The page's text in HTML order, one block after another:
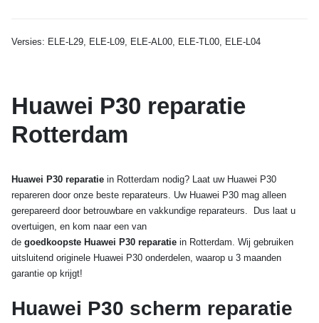
Versies: ELE-L29, ELE-L09, ELE-AL00, ELE-TL00, ELE-L04
Huawei P30 reparatie
Rotterdam
Huawei P30 reparatie in Rotterdam nodig? Laat uw Huawei P30
repareren door onze beste reparateurs. Uw Huawei P30 mag alleen
gerepareerd door betrouwbare en vakkundige reparateurs. Dus laat u
overtuigen, en kom naar een van
de goedkoopste Huawei P30 reparatie in Rotterdam. Wij gebruiken
uitsluitend originele Huawei P30 onderdelen, waarop u 3 maanden
garantie op krijgt!
Huawei P30 scherm reparatie